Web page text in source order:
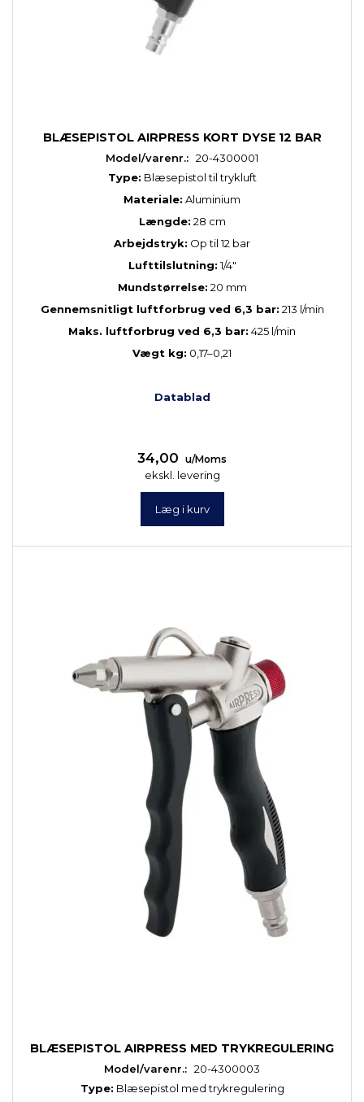
BLÆSEPISTOL AIRPRESS KORT DYSE 12 BAR
Model/varenr.: 20-4300001
Type: Blæsepistol til trykluft
Materiale: Aluminium
Længde: 28 cm
Arbejdstryk: Op til 12 bar
Lufttilslutning:1/4"
Mundstørrelse: 20 mm
Gennemsnitligt luftforbrug ved 6,3 bar: 213 l/min
Maks. luftforbrug ved 6,3 bar: 425 l/min
Vægt kg: 0,17–0,21
Datablad
34,00 u/Moms
ekskl. levering
Læg i kurv
BLÆSEPISTOL AIRPRESS MED TRYKREGULERING
Model/varenr.: 20-4300003
Type: Blæsepistol med trykregulering